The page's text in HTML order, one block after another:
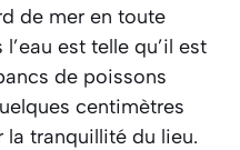
de mer en toute
est telle qu’il est
de poissons
centimètres
tranquillité du lieu.